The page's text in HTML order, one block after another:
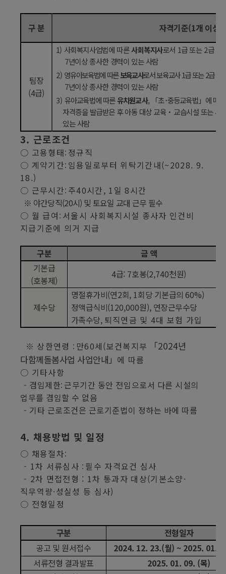
구 분 자격기준(1개 이상
팀장
(4급)
1) 사회복지사업법에 따른사회복지사로서 1급 또는2급 자
7년이상 종사한 경력이 있는 사람
2) 영유아보육법에 따른보육교사로서 보육교사1급 또는2급 자
7년이상 종사한 경력이 있는 사람
3) 유아교육법에 따른유치원교사, 「초･중등교육법 」 에 따
자격증을 발급받은 후 아동 대상 교육‧ 교습시설 또는 사
있는 사람
3. 근로조건
○ 고용형태: 정규직
○ 계약기간: 임용일로부터 위탁기간내(~2028. 9.
18.)
○ 근무시간: 주40시간, 1 일8시간
※ 야간당직(20시) 및 토요일 교대 근무 필수
○ 월 급여 : 서울시 사회복지시설 종사자 인건비
지급기준에 의거 지급
구분
금 액
기본급
(호봉제)
4급: 7호봉(2,740천원)
제수당
명절휴가비(연2회, 1회당 기본급의60%)
정액급식비(120,000원), 연장근무수당
가족수당, 퇴직연금 및4대 보험 가입
※ 상한연령 : 만60세(보건복지부 「2024년
다함께돌봄사업 사업안내 」 에 따름
○ 기타사항
- 겸임제한: 근무기간 동안 전임으로서 다른 시설의
업무를 겸임할 수 없음
- 기타 근로조건은 근로기준법이 정하는 바에 따름
4. 채용방법 및 일정
○ 채용절차:
- 1차 서류심사 : 필수 자격요건 심사
- 2차 면접전형 : 1차 통과자 대상(기본소양·
직무역량·성실성 등 심사)
○ 전형일정
구분
전형일자
공고 및 원서접수
2024. 12. 23.(월) ~ 2025. 01.
서류전형 결과발표
2025. 01. 09. (목)